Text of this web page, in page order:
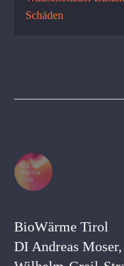
Schäden
BioWärme Tirol
DI Andreas